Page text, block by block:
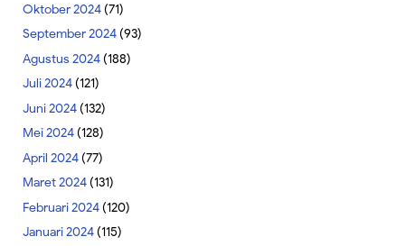
Oktober 2024(71)
September 2024(93)
Agustus 2024(188)
Juli 2024(121)
Juni 2024(132)
Mei 2024(128)
April 2024(77)
Maret 2024(131)
Februari 2024(120)
Januari 2024(115)